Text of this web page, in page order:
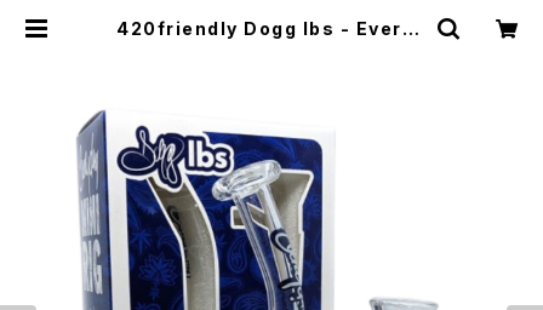
420friendly Dogg lbs - Everyd